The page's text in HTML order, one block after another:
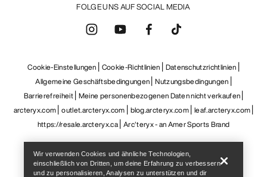
Help
FOLGE UNS AUF SOCIAL MEDIA
Cookie-Einstellungen Cookie-Richtlinien Datenschutzrichtlinien
Allgemeine Geschäftsbedingungen Nutzungsbedingungen
Barrierefreiheit Meine personenbezogenen Daten nicht verkaufen
arcteryx.com outlet.arcteryx.com blog.arcteryx.com leaf.arcteryx.com
https://resale.arcteryx.ca Arc'teryx - an Amer Sports Brand
Wir verwenden Cookies und ähnliche Technologien,
einschließlich von Dritten, um deine Erfahrung zu verbessern
und zu personalisieren, Analysen zu unterstützen und dir